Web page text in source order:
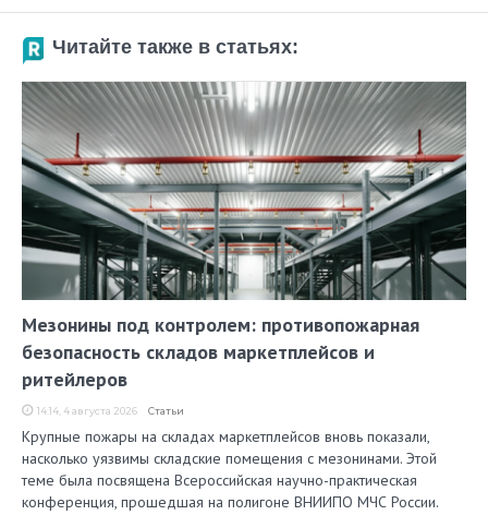
Читайте также в статьях:
Мезонины под контролем: противопожарная
безопасность складов маркетплейсов и
ритейлеров
14:14, 4 августа 2026 Статьи
Крупные пожары на складах маркетплейсов вновь показали,
насколько уязвимы складские помещения с мезонинами. Этой
теме была посвящена Всероссийская научно-практическая
конференция, прошедшая на полигоне ВНИИПО МЧС России.